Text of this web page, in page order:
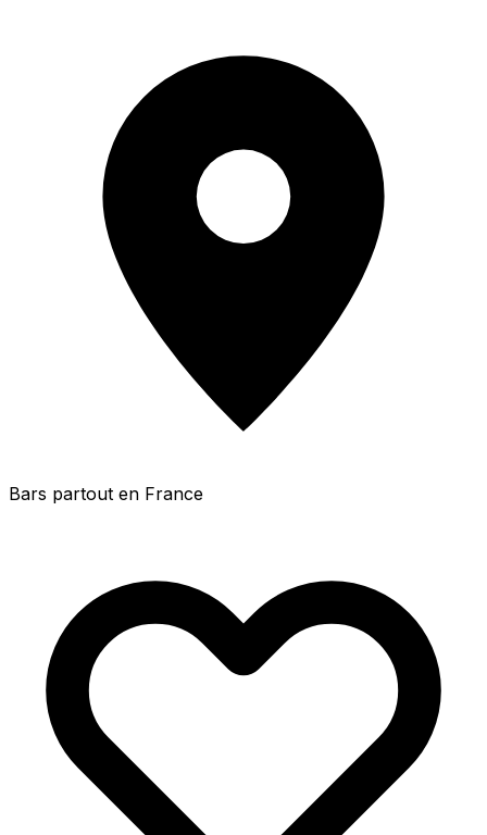
Bars partout en France